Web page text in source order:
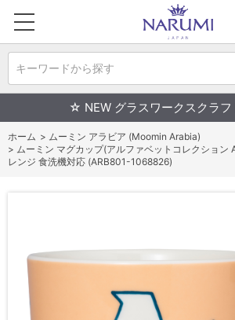
キーワードから探す
☆ NEW グラスワークスクラ
ホーム > ムーミン アラビア (Moomin Arabia)
> ムーミン マグカップ(アルファベットコレクショ
レンジ 食洗機対応 (ARB801-1068826)